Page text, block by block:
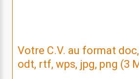
Votre C.V. au format
odt, rtf, wps, jpg, png (3